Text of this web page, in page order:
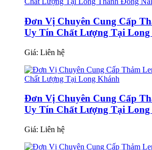
Đơn Vị Chuyên Cung Cấp
Uy Tín Chất Lượng Tại
Giá: Liên hệ
Đơn Vị Chuyên Cung Cấp
Uy Tín Chất Lượng Tại
Giá: Liên hệ